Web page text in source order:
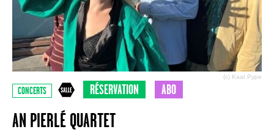
(c) Kaat Pype
CONCERTS RÉSERVATION ABO
AN PIERLÉ QUARTET